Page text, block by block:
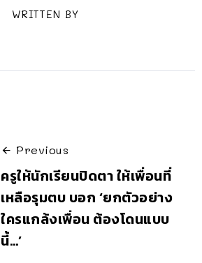
WRITTEN BY
Previous
ครูให้นักเรียนปิดตา ให้เพื่อนที่
เหลือรุมตบ บอก ‘ยกตัวอย่าง
ใครแกล้งเพื่อน ต้องโดนแบบ
นี้…’